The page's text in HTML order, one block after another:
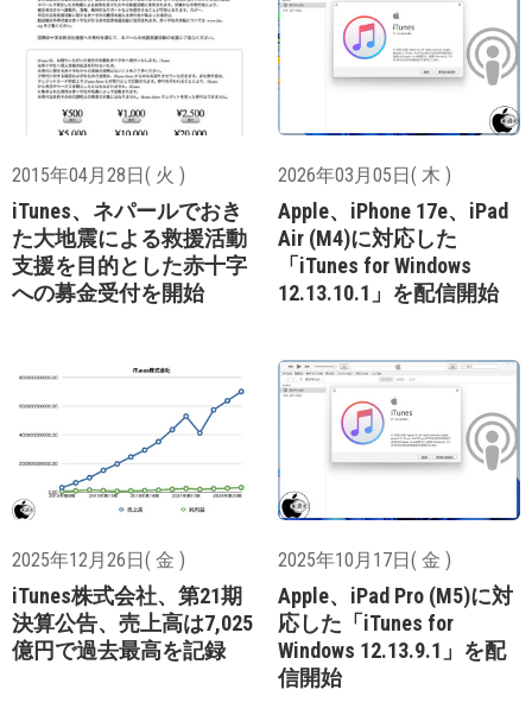
2015年04月28日( 火 )
iTunes、ネパールでおき
た大地震による救援活動
支援を目的とした赤十字
への募金受付を開始
2026年03月05日( 木 )
Apple、iPhone 17e、iPad
Air (M4)に対応した
「iTunes for Windows
12.13.10.1」を配信開始
2025年12月26日( 金 )
iTunes株式会社、第21期
決算公告、売上高は7,025
億円で過去最高を記録
2025年10月17日( 金 )
Apple、iPad Pro (M5)に対
応した「iTunes for
Windows 12.13.9.1」を配
信開始